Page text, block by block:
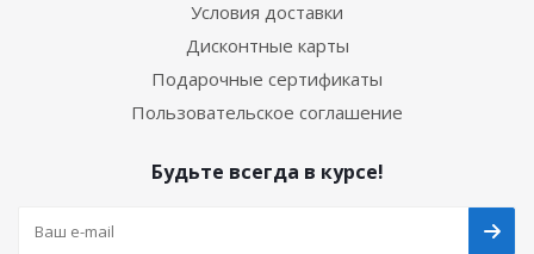
Условия доставки
Дисконтные карты
Подарочные сертификаты
Пользовательское соглашение
Будьте всегда в курсе!